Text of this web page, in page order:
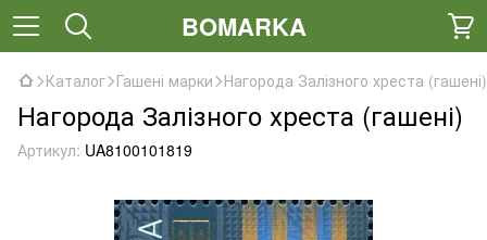
BOMARKA
Каталог Гашені марки Нагорода Залізного хреста (гашені)
Нагорода Залізного хреста (гашені)
Артикул: UA8100101819